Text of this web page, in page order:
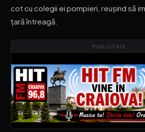
cot cu colegii ei pompieri, reușind să
țară întreagă.
PUBLICITATE